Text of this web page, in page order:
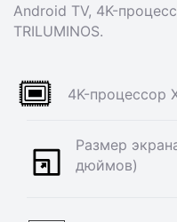
Android TV, 4K-
TRILUMINOS.
4K-процессор
Размер
дюймов)